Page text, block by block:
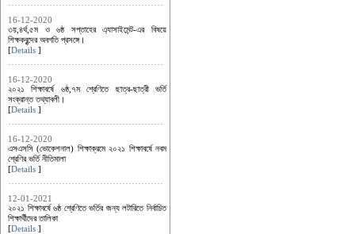
16-12-2020
৩য়,৪র্থ,৫ম ও ৬ষ্ঠ সপ্তাহের এ্যাসাইমেন্ট-এর বিষয়ে
শিক্ষকবৃন্দের অবগতি প্রসঙ্গে।
[Details ]
16-12-2020
২০২১ শিক্ষাবর্ষে ৬ষ্ঠ,৭ম শ্রেণিতে ছাত্র-ছাত্রী ভর্তি
সংক্রান্ত তথ্যাবলী।
[Details ]
16-12-2020
এসএসসি (ভোকেশনাল) শিক্ষাক্রমে ২০২১ শিক্ষাবর্ষে নবম
শ্রেণির ভর্তি নীতিমালা
[Details ]
12-01-2021
২০২১ শিক্ষাবর্ষে ৬ষ্ঠ শ্রেণিতে ভর্তির জন্য লটারিতে নির্বাচিত
শিক্ষার্থীদের তালিকা
[Details ]